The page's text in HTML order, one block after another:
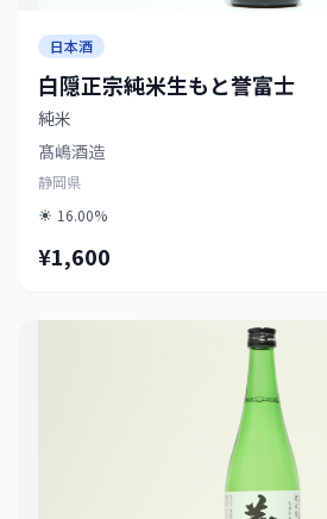
日本酒
白隠正宗純米生もと誉富士
純米
髙嶋酒造
静岡県
16.00%
¥1,600